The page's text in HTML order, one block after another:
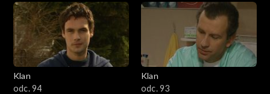
3601–3700
3501–3600
3401–3500
Klan
odc. 94
Klan
odc. 93